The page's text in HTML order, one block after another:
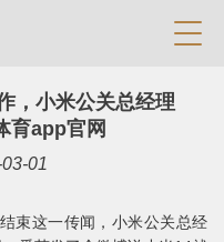
，小米公关总经理
育app官网
01
束这一传闻，小米公关总经